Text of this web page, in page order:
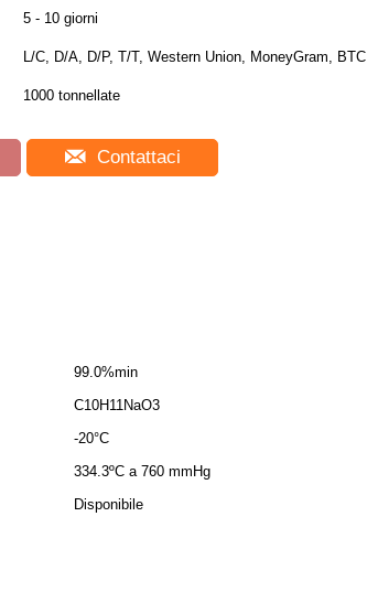
5 - 10 giorni
L/C, D/A, D/P, T/T, Western Union, MoneyGram, BTC
1000 tonnellate
Contattaci
99.0%min
C10H11NaO3
-20°C
334.3ºC a 760 mmHg
Disponibile